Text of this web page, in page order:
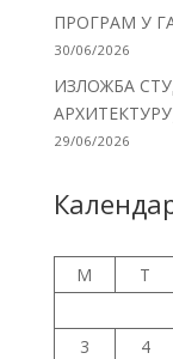
ПРОГРАМ У
30/06/2026
ИЗЛОЖБА
29/06/2026
M
T
3
4